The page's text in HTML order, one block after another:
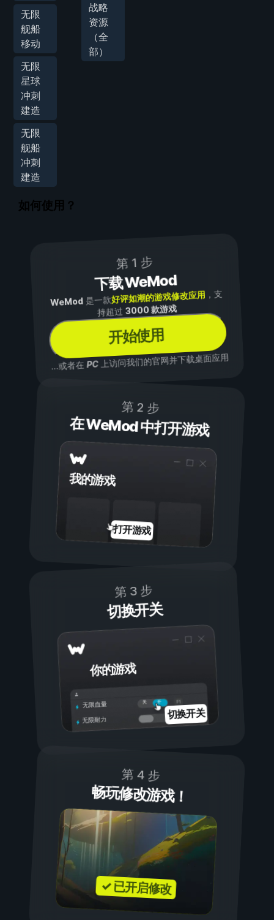
无限
舰船
移动
无限
星球
冲刺
建造
无限
舰船
冲刺
建造
战略
资源
（全
部）
如何使用？
第 1 步
下载 WeMod
WeMod是一款好评如潮的游戏修改应用 ，支
持超过3000 款游戏
开始使用
...或者在PC上访问我们的官网并下载桌面应用
第 2 步
在 WeMod 中打开游戏
我的游戏
打开游戏
第 3 步
切换开关
你的游戏
开
关
无限血量
无限耐力
切换开关
第 4 步
畅玩修改游戏！
✓ 已开启修改